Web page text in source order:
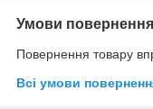
Умови повернення
Повернення товару
Всі умови